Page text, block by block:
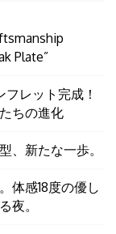
Plate”
レット完成！
ちの進化
、新たな一歩。
体感18度の優し
夜。